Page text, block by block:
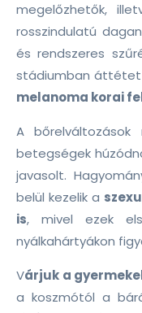
megelőzhetők,
rosszindulatú
és rendszeres
stádiumban áttétet
melanoma korai
A bőrelváltozások
betegségek
javasolt.
belül kezelik a
is, mivel ezek
nyálkahártyákon
Várjuk a
a koszmótól a